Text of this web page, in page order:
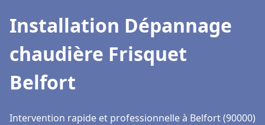
Installation Dépannage
chaudière Frisquet
Belfort
Intervention rapide et professionnelle à Belfort (90000)